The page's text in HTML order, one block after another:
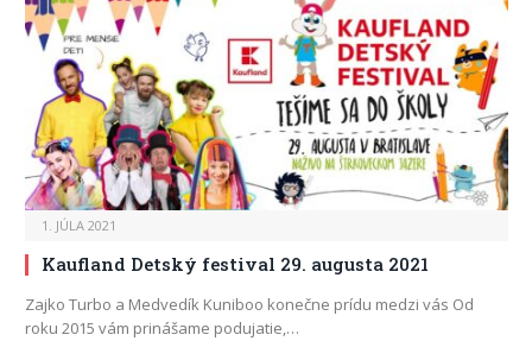
1. JÚLA 2021
Kaufland Detský festival 29. augusta 2021
Zajko Turbo a Medvedík Kuniboo konečne prídu medzi vás Od
roku 2015 vám prinášame podujatie,…